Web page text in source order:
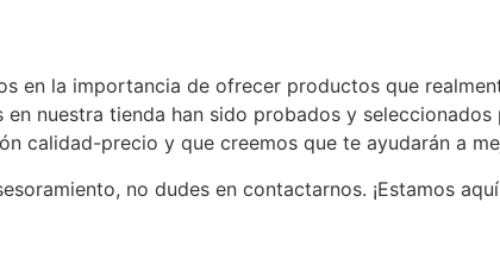
en la importancia de ofrecer productos que
nuestra tienda han sido probados y
calidad-precio y que creemos que te ayudarán a
no dudes en contactarnos. ¡Estamos